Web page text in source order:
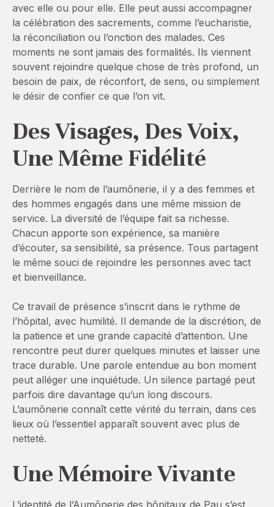
avec elle ou pour elle. Elle peut aussi accompagner
la célébration des sacrements, comme l’eucharistie,
la réconciliation ou l’onction des malades. Ces
moments ne sont jamais des formalités. Ils viennent
souvent rejoindre quelque chose de très profond, un
besoin de paix, de réconfort, de sens, ou simplement
le désir de confier ce que l’on vit.
Des Visages, Des Voix,
Une Même Fidélité
Derrière le nom de l’aumônerie, il y a des femmes et
des hommes engagés dans une même mission de
service. La diversité de l’équipe fait sa richesse.
Chacun apporte son expérience, sa manière
d’écouter, sa sensibilité, sa présence. Tous partagent
le même souci de rejoindre les personnes avec tact
et bienveillance.
Ce travail de présence s’inscrit dans le rythme de
l’hôpital, avec humilité. Il demande de la discrétion, de
la patience et une grande capacité d’attention. Une
rencontre peut durer quelques minutes et laisser une
trace durable. Une parole entendue au bon moment
peut alléger une inquiétude. Un silence partagé peut
parfois dire davantage qu’un long discours.
L’aumônerie connaît cette vérité du terrain, dans ces
lieux où l’essentiel apparaît souvent avec plus de
netteté.
Une Mémoire Vivante
L’identité de l’Aumônerie des hôpitaux de Pau s’est